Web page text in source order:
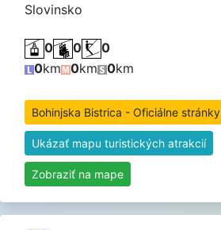
Slovinsko
0 0
0
0km 0km 0km
Bohinjska Bistrica - Oficiálne stránky
Ukázať mapu turistických atrakcií
Zobraziť na mape